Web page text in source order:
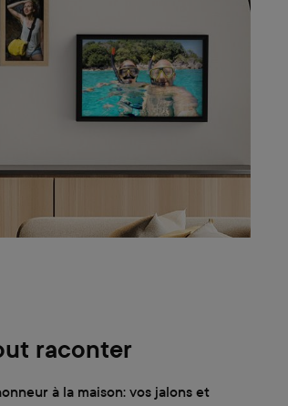
raconter
à la maison: vos jalons et